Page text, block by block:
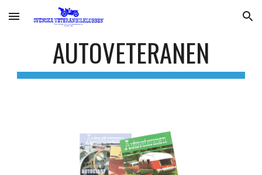
Skip to main content Skip to navigation
AUTOVETERANEN